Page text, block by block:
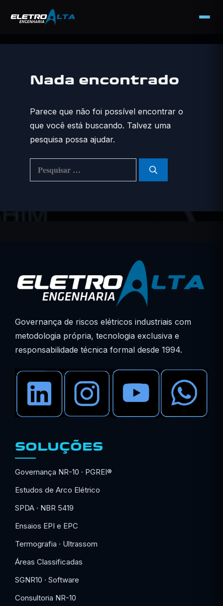
conteúdoNada encontrado
Parece que não foi possível encontrar o
que você está buscando. Talvez uma
pesquisa possa ajudar.
Pesquisar
por:
Governança de riscos elétricos industriais com
metodologia própria, tecnologia exclusiva e
responsabilidade técnica formal desde 1994.
SOLUÇÕES
Governança NR-10 · PGREI®
Estudos de Arco Elétrico
SPDA · NBR 5419
Ensaios EPI e EPC
Termografia · Ultrassom
Áreas Classificadas
SGNR10 · Software
Consultoria NR-10